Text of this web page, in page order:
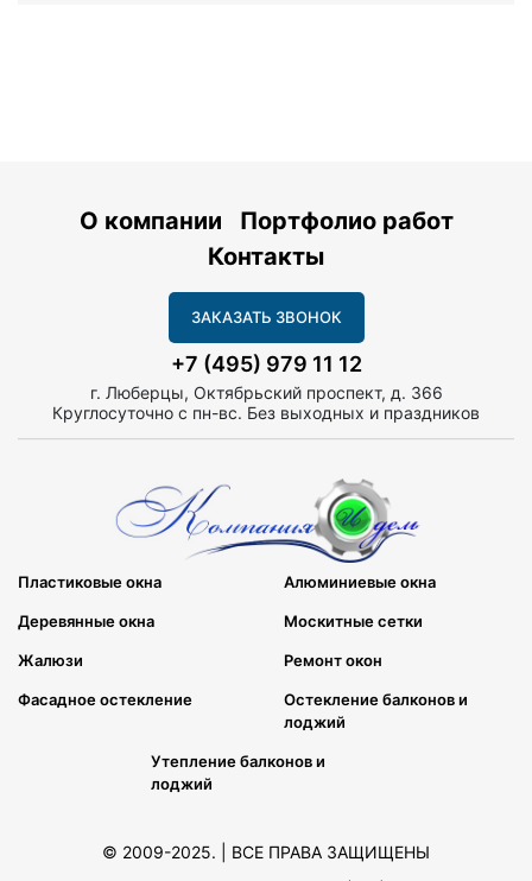
О компании
Портфолио работ
Контакты
ЗАКАЗАТЬ ЗВОНОК
+7 (495) 979 11 12
г. Люберцы, Октябрьский проспект, д. 366
Круглосуточно с пн-вс. Без выходных и праздников
Пластиковые окна Алюминиевые окна
Деревянные окна Москитные сетки
Жалюзи Ремонт окон
Фасадное остекление
Остекление балконов и
лоджий
Утепление балконов и
лоджий
© 2009-2025. | ВСЕ ПРАВА ЗАЩИЩЕНЫ